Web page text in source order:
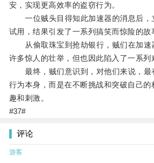
安，实现更高效率的盗窃行为。
一位贼头目得知此加速器的消息后，
试用，结果引发了一系列搞笑而惊险的故
从偷取珠宝到抢劫银行，贼们在加速
许多惊人的壮举，但也因此陷入了一系列
最终，贼们意识到，对他们来说，最
行为本身，而是在不断挑战和突破自己的
趣和刺激。
#37#
评论
游客